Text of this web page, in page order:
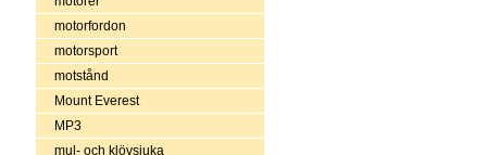
motorfordon
motorsport
motstånd
Mount Everest
MP3
mul- och klövsjuka